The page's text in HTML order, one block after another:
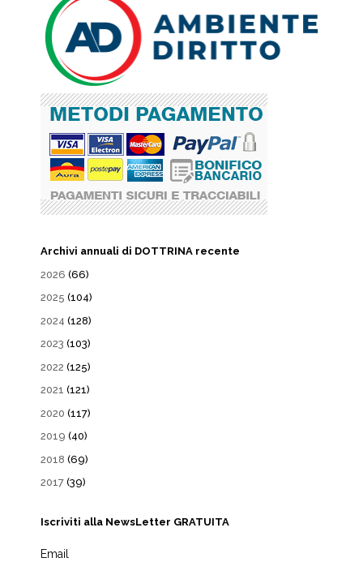
Archivi annuali di DOTTRINA recente
2026 (66)
2025 (104)
2024 (128)
2023 (103)
2022 (125)
2021 (121)
2020 (117)
2019 (40)
2018 (69)
2017 (39)
Iscriviti alla NewsLetter GRATUITA
Email